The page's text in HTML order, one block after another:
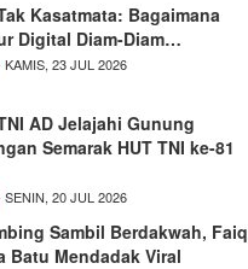
Kasatmata: Bagaimana
Digital Diam-Diam…
KAMIS, 23 JUL 2026
AD Jelajahi Gunung
Semarak HUT TNI ke-81
SENIN, 20 JUL 2026
Sambil Berdakwah, Faiq
Batu Mendadak Viral